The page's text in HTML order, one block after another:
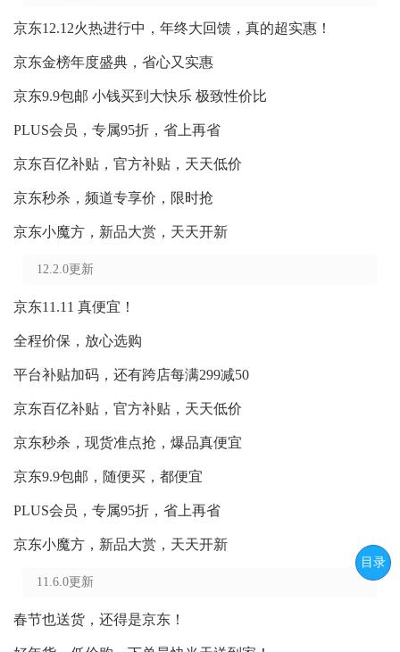
京东12.12火热进行中，年终大回馈，真的超实惠！
京东金榜年度盛典，省心又实惠
京东9.9包邮 小钱买到大快乐 极致性价比
PLUS会员，专属95折，省上再省
京东百亿补贴，官方补贴，天天低价
京东秒杀，频道专享价，限时抢
京东小魔方，新品大赏，天天开新
12.2.0更新
京东11.11 真便宜！
全程价保，放心选购
平台补贴加码，还有跨店每满299减50
京东百亿补贴，官方补贴，天天低价
京东秒杀，现货准点抢，爆品真便宜
京东9.9包邮，随便买，都便宜
PLUS会员，专属95折，省上再省
京东小魔方，新品大赏，天天开新
11.6.0更新
春节也送货，还得是京东！
目录